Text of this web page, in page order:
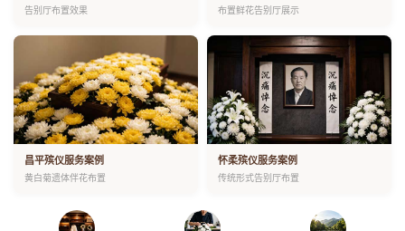
告别厅布置效果 布置鲜花告别厅展示
昌平殡仪服务案例
黄白菊遗体伴花布置
怀柔殡仪服务案例
传统形式告别厅布置